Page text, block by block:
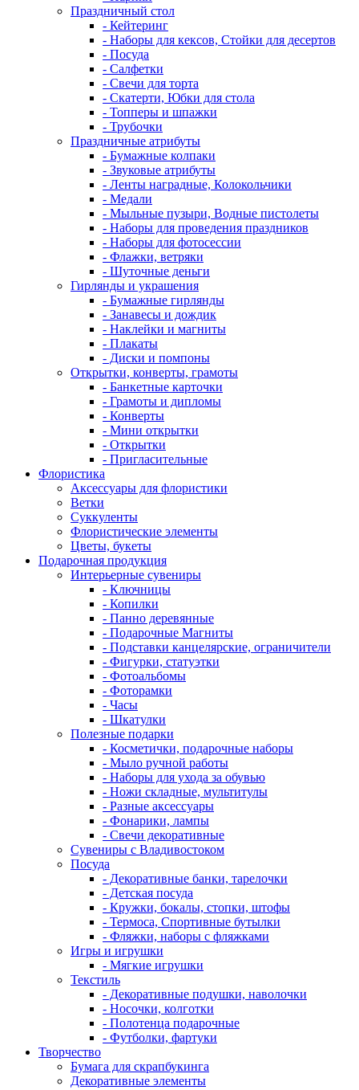
Праздничный стол
- Кейтеринг
- Наборы для кексов, Стойки для десертов
- Посуда
- Салфетки
- Свечи для торта
- Скатерти, Юбки для стола
- Топперы и шпажки
- Трубочки
Праздничные атрибуты
- Бумажные колпаки
- Звуковые атрибуты
- Ленты наградные, Колокольчики
- Медали
- Мыльные пузыри, Водные пистолеты
- Наборы для проведения праздников
- Наборы для фотосессии
- Флажки, ветряки
- Шуточные деньги
Гирлянды и украшения
- Бумажные гирлянды
- Занавесы и дождик
- Наклейки и магниты
- Плакаты
- Диски и помпоны
Открытки, конверты, грамоты
- Банкетные карточки
- Грамоты и дипломы
- Конверты
- Мини открытки
- Открытки
- Пригласительные
Флористика
Аксессуары для флористики
Ветки
Суккуленты
Флористические элементы
Цветы, букеты
Подарочная продукция
Интерьерные сувениры
- Ключницы
- Копилки
- Панно деревянные
- Подарочные Магниты
- Подставки канцелярские, ограничители
- Фигурки, статуэтки
- Фотоальбомы
- Фоторамки
- Часы
- Шкатулки
Полезные подарки
- Косметички, подарочные наборы
- Мыло ручной работы
- Наборы для ухода за обувью
- Ножи складные, мультитулы
- Разные аксессуары
- Фонарики, лампы
- Свечи декоративные
Сувениры с Владивостоком
Посуда
- Декоративные банки, тарелочки
- Детская посуда
- Кружки, бокалы, стопки, штофы
- Термоса, Спортивные бутылки
- Фляжки, наборы с фляжками
Игры и игрушки
- Мягкие игрушки
Текстиль
- Декоративные подушки, наволочки
- Носочки, колготки
- Полотенца подарочные
- Футболки, фартуки
Творчество
Бумага для скрапбукинга
Декоративные элементы